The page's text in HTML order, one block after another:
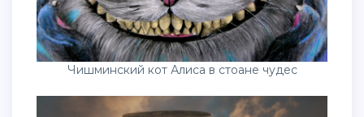
Чишминский кот Алиса в стоане чудес